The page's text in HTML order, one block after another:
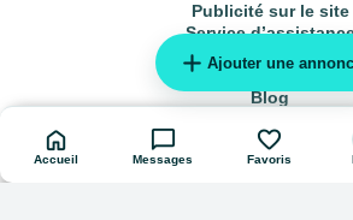
add Ajouter une
home
Accueil
chat_bubble
Messages
favorite
Favoris
Publicité sur le site
Service
Plan du site
Annonces locales
Blog